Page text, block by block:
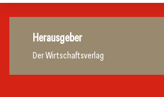
Herausgeber
Der Wirtschaftsverlag